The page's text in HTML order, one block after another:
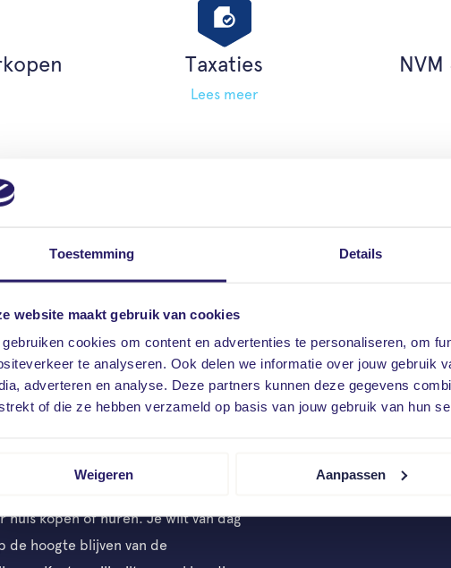
Toestemming Details
website maakt gebruik van cookies
gebruiken cookies om content en advertenties te personaliseren, om
te analyseren. Ook delen we informatie over jouw gebruik
adverteren en analyse. Deze partners kunnen deze gegevens
of die ze hebben verzameld op basis van jouw gebruik van hun
Weigeren Aanpassen
Taxaties
Lees meer
bij Vrieling
huis verkopen voor de beste prijs of
huis kopen of huren. Je wilt van dag
de hoogte blijven van de